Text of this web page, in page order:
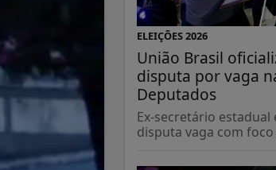
ELEIÇÕES 2026
União Brasil
disputa por vaga
Deputados
Ex-secretário
disputa vaga com foco